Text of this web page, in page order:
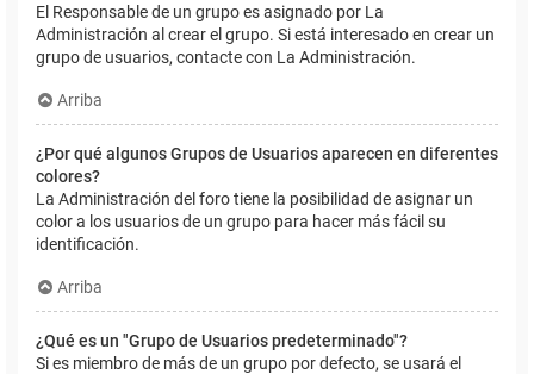
El Responsable de un grupo es asignado por La
Administración al crear el grupo. Si está interesado en crear un
grupo de usuarios, contacte con La Administración.
Arriba
¿Por qué algunos Grupos de Usuarios aparecen en diferentes
colores?
La Administración del foro tiene la posibilidad de asignar un
color a los usuarios de un grupo para hacer más fácil su
identificación.
Arriba
¿Qué es un "Grupo de Usuarios predeterminado"?
Si es miembro de más de un grupo por defecto, se usará el